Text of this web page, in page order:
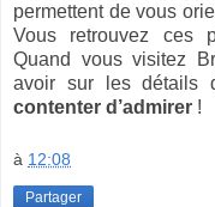
permettent de vous
Vous retrouvez ces
Quand vous visitez
avoir sur les
contenter d’admirer !
à 12:08
Partager